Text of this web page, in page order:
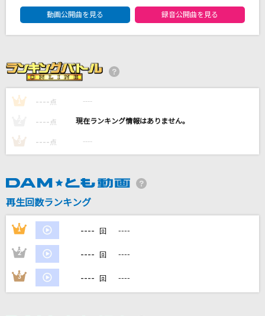
カシスオレンジ
Laughing Hick
超ピース
すりぃ
平尾昌晃・畑中葉子
DAMの新曲・ランキングなど
カラオケ最新情報をチェック！
カラオケをもっと楽しもう！
動画公開曲を見る 録音公開曲を見る
1 ---- 点 ----
---- 点 ----
3 ---- 点 ----
再生回数ランキング
1 ---- 回 ----
2 ---- 回 ----
3 ---- 回 ----